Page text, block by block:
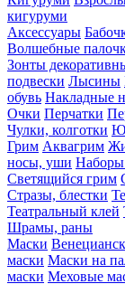
кигуруми
Аксессуары
Волшебные
Зонты
подвески Лысины
обувь Накладные
Очки Перчатки
Чулки, колготки
Грим Аквагрим
носы, уши Наборы
Светящийся грим
Стразы, блестки
Театральный клей
Шрамы, раны
Маски
маски Маски на
маски Меховые